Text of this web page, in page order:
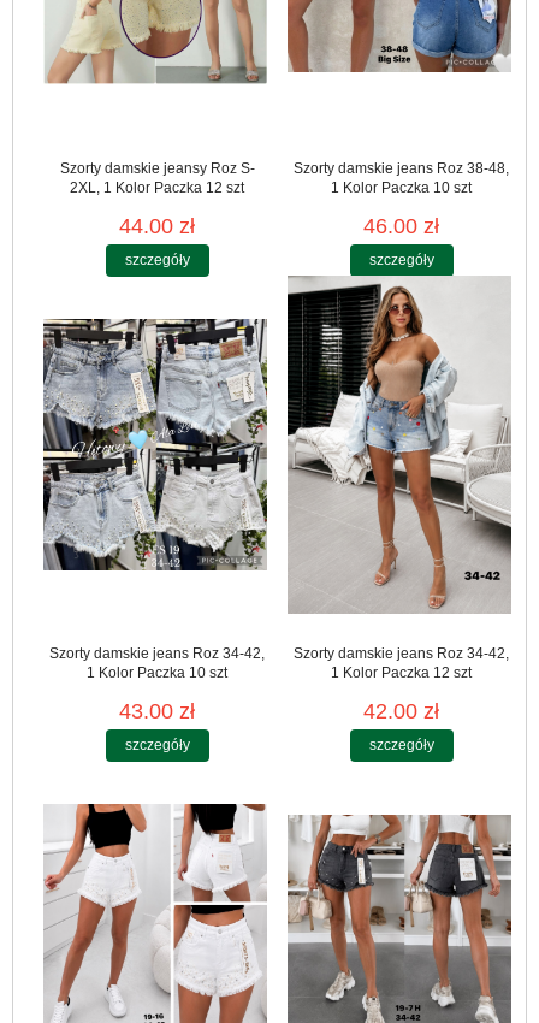
Szorty damskie jeansy Roz S-
2XL, 1 Kolor Paczka 12 szt
44.00 zł
szczegóły
Szorty damskie jeans Roz 38-48,
1 Kolor Paczka 10 szt
46.00 zł
szczegóły
Szorty damskie jeans Roz 34-42,
1 Kolor Paczka 10 szt
43.00 zł
szczegóły
Szorty damskie jeans Roz 34-42,
1 Kolor Paczka 12 szt
42.00 zł
szczegóły